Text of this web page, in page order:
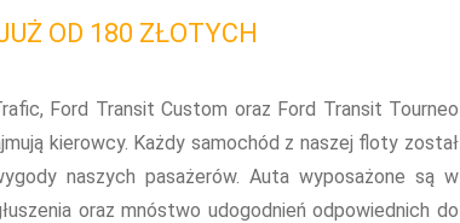
OD 180 ZŁOTYCH
Ford Transit Custom oraz Ford Transit Tourneo
kierowcy. Każdy samochód z naszej floty został
naszych pasażerów. Auta wyposażone są w
oraz mnóstwo udogodnień odpowiednich do